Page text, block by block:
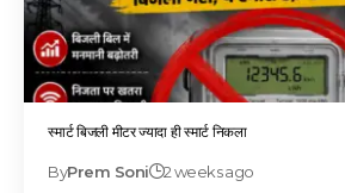
स्मार्ट बिजली मीटर ज्यादा ही स्मार्ट निकला
ByPrem Soni 2 weeks ago